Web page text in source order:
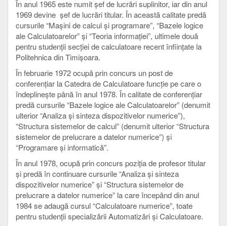
În anul 1965 este numit şef de lucrări suplinitor, iar din anul
1969 devine şef de lucrări titular. În această calitate predă
cursurile “Maşini de calcul şi programare”, “Bazele logice
ale Calculatoarelor” şi “Teoria informaţiei”, ultimele două
pentru studenţii secţiei de calculatoare recent înfiinţate la
Politehnica din Timişoara.
În februarie 1972 ocupă prin concurs un post de
conferenţiar la Catedra de Calculatoare funcţie pe care o
îndeplineşte până în anul 1978. În calitate de conferenţiar
predă cursurile “Bazele logice ale Calculatoarelor” (denumit
ulterior “Analiza şi sinteza dispozitivelor numerice”),
“Structura sistemelor de calcul” (denumit ulterior “Structura
sistemelor de prelucrare a datelor numerice”) şi
“Programare şi informatică”.
În anul 1978, ocupă prin concurs poziţia de profesor titular
şi predă în continuare cursurile “Analiza şi sinteza
dispozitivelor numerice” şi “Structura sistemelor de
prelucrare a datelor numerice” la care începând din anul
1984 se adaugă cursul “Calculatoare numerice”, toate
pentru studenţii specializării Automatizări şi Calculatoare.